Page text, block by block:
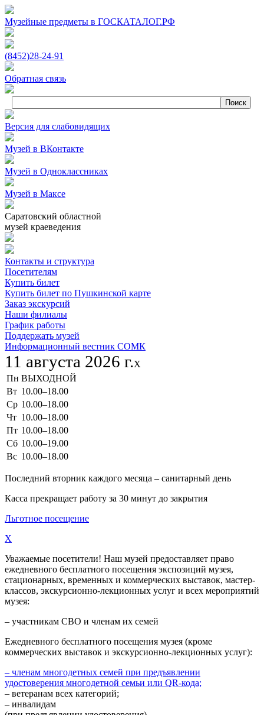
Музейные предметы в ГОСКАТАЛОГ.РФ
(8452)28‑24‑91
Обратная связь
Версия для слабовидящих
Музей в ВКонтакте
Музей в Одноклассниках
Музей в Максе
Саратовский областной
музей краеведения
Контакты и структура
Посетителям
Купить билет
Купить билет по Пушкинской карте
Заказ экскурсий
Наши филиалы
График работы
Поддержать музей
Информационный вестник СОМК
11 августа 2026 г.X
Пн ВЫХОДНОЙ
Вт 10.00–18.00
Ср 10.00–18.00
Чт 10.00–18.00
Пт 10.00–18.00
Сб 10.00–19.00
Вс 10.00–18.00
Последний вторник каждого месяца – санитарный день
Касса прекращает работу за 30 минут до закрытия
Льготное посещение
X
Уважаемые посетители! Наш музей предоставляет право
ежедневного бесплатного посещения экспозиций музея,
стационарных, временных и коммерческих выставок, мастер-
классов, экскурсионно-лекционных услуг и всех мероприятий
музея:
– участникам СВО и членам их семей
Ежедневного бесплатного посещения музея (кроме
коммерческих выставок и экскурсионно-лекционных услуг):
– членам многодетных семей при предъявлении
удостоверения многодетной семьи или QR-кода;
– ветеранам всех категорий;
– инвалидам